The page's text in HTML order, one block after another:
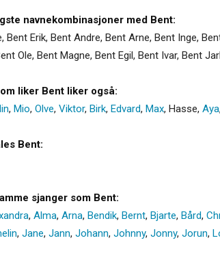
navnekombinasjoner med Bent:
Bent Erik, Bent Andre, Bent Arne, Bent Inge,
Ole, Bent Magne, Bent Egil, Bent Ivar, Bent
liker Bent liker også:
, Mio, Olve, Viktor, Birk, Edvard, Max, Hasse, Aya,
Bent:
sjanger som Bent:
, Alma, Arna, Bendik, Bernt, Bjarte, Bård,
, Jane, Jann, Johann, Johnny, Jonny, Jorun,